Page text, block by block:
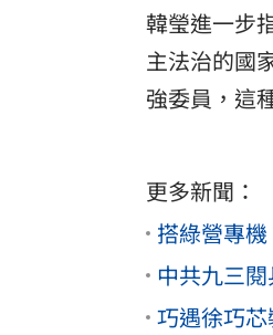
韓瑩進一步
主法治的國
強委員，這
更多新聞：
搭綠營專
中共九三
巧遇徐巧